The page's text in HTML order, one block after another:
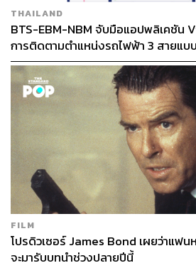
THAILAND
BTS-EBM-NBM จับมือแอปพลิเคชัน
การติดตามตำแหน่งรถไฟฟ้า 3 สายแบ
FILM
โปรดิวเซอร์ James Bond เผยว่าแฟน
จะมารับบทนำช่วงปลายปีนี้